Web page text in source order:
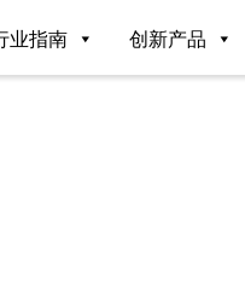
业指南 创新产品